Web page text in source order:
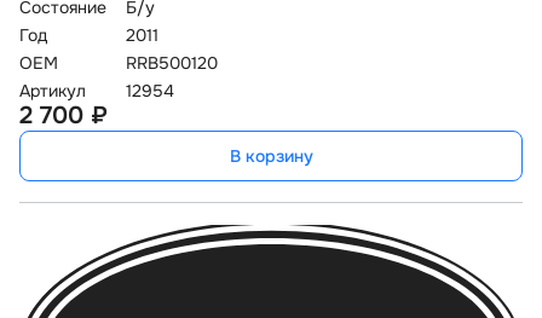
Состояние
Б/у
Год
2011
OEM
RRB500120
Артикул
12954
2 700 ₽
В корзину